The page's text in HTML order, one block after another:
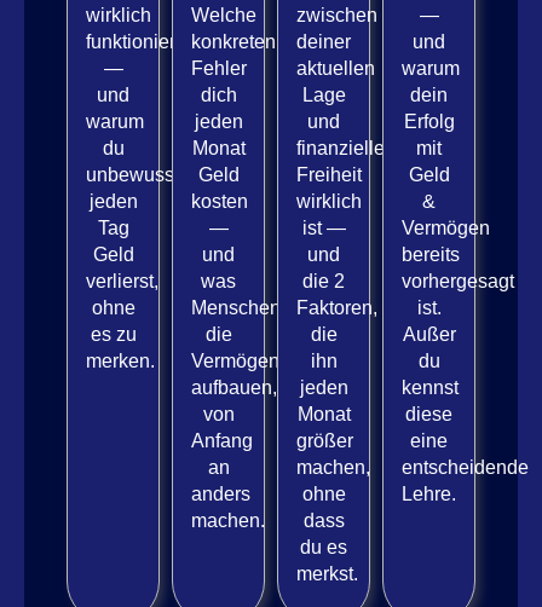
wirklich
funktioniert
—
und
warum
du
unbewusst
jeden
Tag
Geld
verlierst,
ohne
es zu
merken.
Welche
konkreten
Fehler
dich
jeden
Monat
Geld
kosten
—
und
was
Menschen,
die
Vermögen
aufbauen,
von
Anfang
an
anders
machen.
zwischen
deiner
aktuellen
Lage
und
finanzieller
Freiheit
wirklich
ist —
und
die 2
Faktoren,
die
ihn
jeden
Monat
größer
machen,
ohne
dass
du es
merkst.
—
und
warum
dein
Erfolg
mit
Geld
&
Vermögen
bereits
vorhergesagt
ist.
Außer
du
kennst
diese
eine
entscheidende
Lehre.